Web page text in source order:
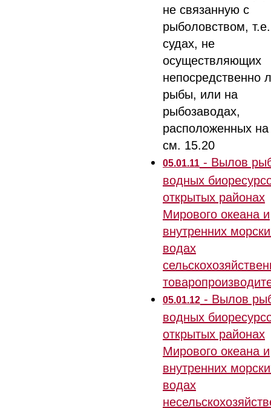
не связанную с
рыболовством,
судах, не
осуществляющих
непосредственно
рыбы, или на
рыбозаводах,
расположенных на
см. 15.20
05.01.11 - Вылов
водных
открытых районах
Мирового океана и
внутренних
водах
05.01.12 - Вылов
водных
открытых районах
Мирового океана и
внутренних
водах